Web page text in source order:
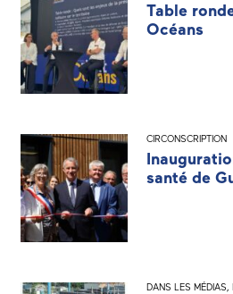
Table
Océans
CIRCONSCRIPTION
santé de
DANS LES MÉDIAS,